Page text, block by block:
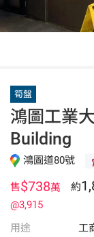
鴻圖工業
Building
筍盤
鴻圖道80號
售$738萬
@3,915
約
用途
工